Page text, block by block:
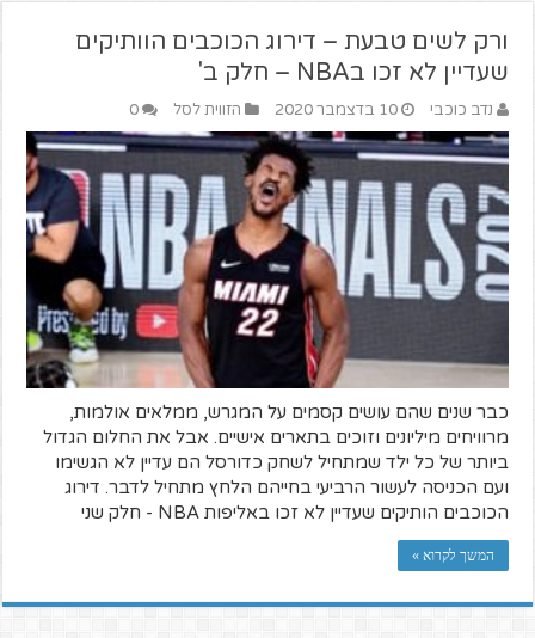
ורק לשים טבעת – דירוג הכוכבים הוותיקים
שעדיין לא זכו בNBA – חלק ב'
נדב כוכבי 10 בדצמבר 2020 הזווית לסל 0
כבר שנים שהם עושים קסמים על המגרש, ממלאים אולמות,
מרוויחים מיליונים וזוכים בתארים אישיים. אבל את החלום הגדול
ביותר של כל ילד שמתחיל לשחק כדורסל הם עדיין לא הגשימו
ועם הכניסה לעשור הרביעי בחייהם הלחץ מתחיל לדבר. דירוג
הכוכבים הותיקים שעדיין לא זכו באליפות NBA - חלק שני
המשך לקרוא »